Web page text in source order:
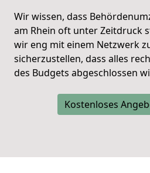
Wir wissen, dass
am Rhein oft unter Zeitdruck
wir eng mit einem Netzwerk
sicherzustellen, dass alles
des Budgets abgeschlossen
Kostenloses